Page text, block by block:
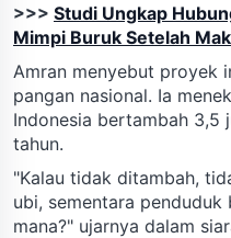
>>> Studi Ungkap
Mimpi Buruk Setelah
Amran menyebut proyek
pangan nasional. Ia
Indonesia bertambah 3,5
tahun.
"Kalau tidak ditambah,
ubi, sementara
mana?" ujarnya dalam